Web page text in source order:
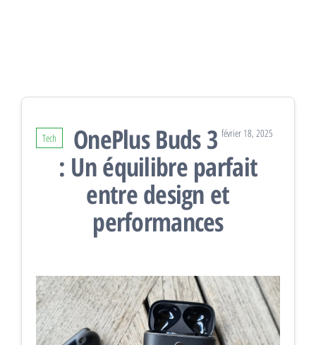
Tech février 18, 2025
OnePlus Buds 3
: Un équilibre parfait
entre design et
performances